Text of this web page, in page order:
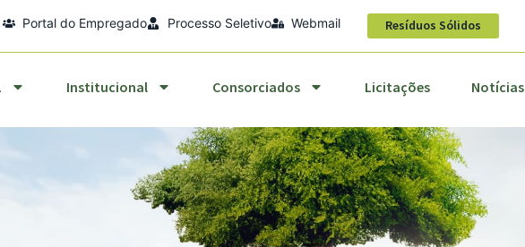
Portal do Empregado Processo Seletivo Webmail Resíduos Sólidos
Institucional Consorciados Licitações Notícias
Institucional Consorciados Licitações Notícias